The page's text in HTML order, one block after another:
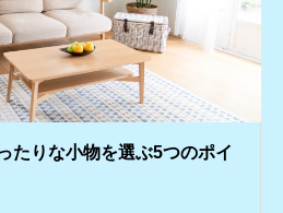
たりな小物を選ぶ5つのポイ